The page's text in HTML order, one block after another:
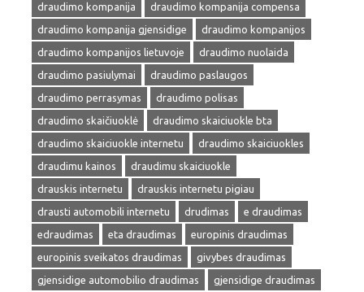
draudimo kompanija
draudimo kompanija compensa
draudimo kompanija gjensidige
draudimo kompanijos
draudimo kompanijos lietuvoje
draudimo nuolaida
draudimo pasiulymai
draudimo paslaugos
draudimo perrasymas
draudimo polisas
draudimo skaičiuoklė
draudimo skaiciuokle bta
draudimo skaiciuokle internetu
draudimo skaiciuokles
draudimu kainos
draudimu skaiciuokle
drauskis internetu
drauskis internetu pigiau
drausti automobili internetu
drudimas
e draudimas
edraudimas
eta draudimas
europinis draudimas
europinis sveikatos draudimas
givybes draudimas
gjensidige automobilio draudimas
gjensidige draudimas